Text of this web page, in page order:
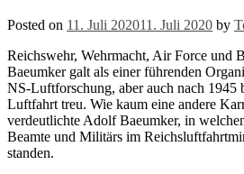
Posted on 11. Juli 202011. Juli 2020 by
Reichswehr, Wehrmacht, Air Force und
Baeumker galt als einer führenden
NS-Luftforschung, aber auch nach 1945
Luftfahrt treu. Wie kaum eine andere
verdeutlichte Adolf Baeumker, in
Beamte und Militärs im
standen.